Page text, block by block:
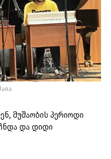
მუშაობის პერიოდი
და დიდი